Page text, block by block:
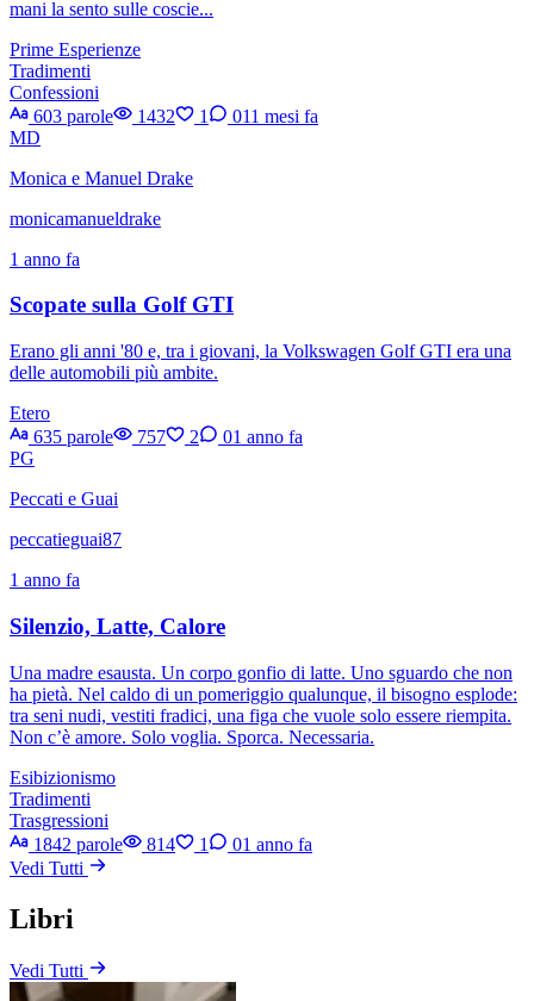
mani la sento sulle coscie...
Prime Esperienze
Tradimenti
Confessioni
603 parole
1432 1 011 mesi fa
MD
Monica e Manuel Drake
monicamanueldrake
1 anno fa
Scopate sulla Golf GTI
Erano gli anni '80 e, tra i giovani, la Volkswagen Golf GTI era una
delle automobili più ambite.
Etero
635 parole
757 2 01 anno fa
PG
Peccati e Guai
peccatieguai87
1 anno fa
Silenzio, Latte, Calore
Una madre esausta. Un corpo gonfio di latte. Uno sguardo che non
ha pietà. Nel caldo di un pomeriggio qualunque, il bisogno esplode:
tra seni nudi, vestiti fradici, una figa che vuole solo essere riempita.
Non c’è amore. Solo voglia. Sporca. Necessaria.
Esibizionismo
Tradimenti
Trasgressioni
1842 parole
814 1 01 anno fa
Vedi Tutti
Libri
Vedi Tutti